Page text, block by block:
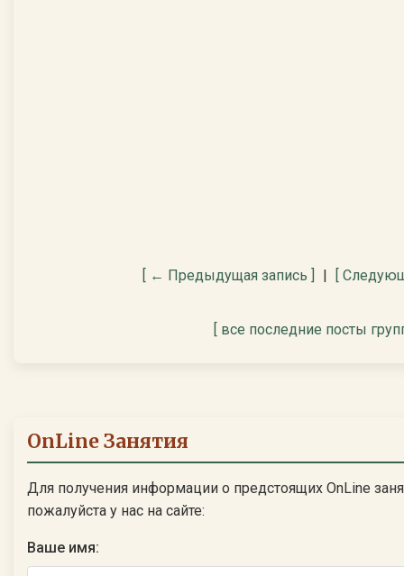
[ ← Предыдущая запись ] | [
[ все последние посты
OnLine Занятия
Для получения информации о предстоящих OnLine
пожалуйста у нас на сайте:
Ваше имя: